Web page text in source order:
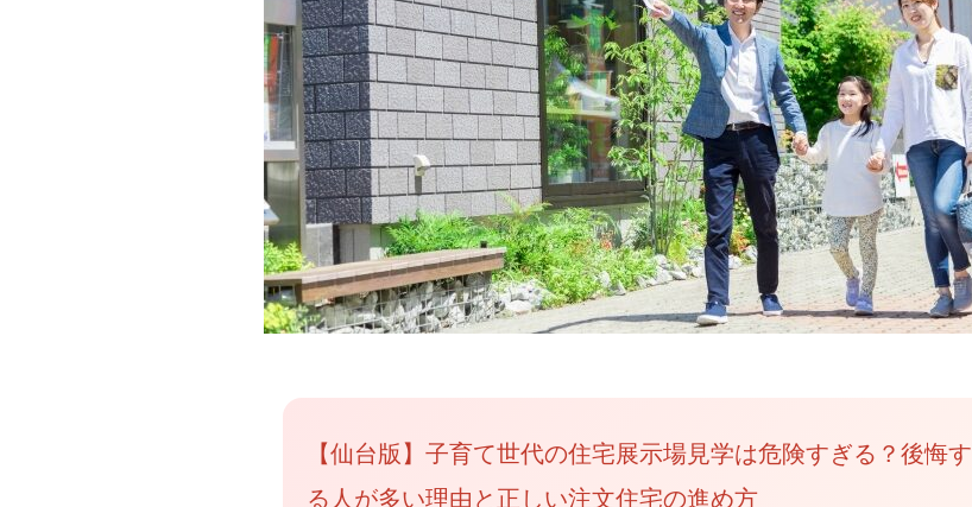
【仙台版】子育て世代の住宅展示場見学は危険すぎる？後悔す
る人が多い理由と正しい注文住宅の進め方